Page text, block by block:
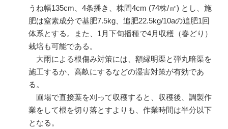
うね幅135cm、4条播き、株間4cm (74株/㎡) とし、施
肥は窒素成分で基肥7.5kg、追肥22.5kg/10aの追肥1回
体系とする。また、1月下旬播種で4月収穫（春どり）
栽培も可能である。
大雨による根傷み対策には、額縁明渠と弾丸暗渠を
施工するか、高畝にするなどの湿害対策が有効であ
る。
圃場で直接葉を刈って収穫すると、収穫後、調製作
業をして根を切り落とすよりも、作業時間は半分以下
となる。